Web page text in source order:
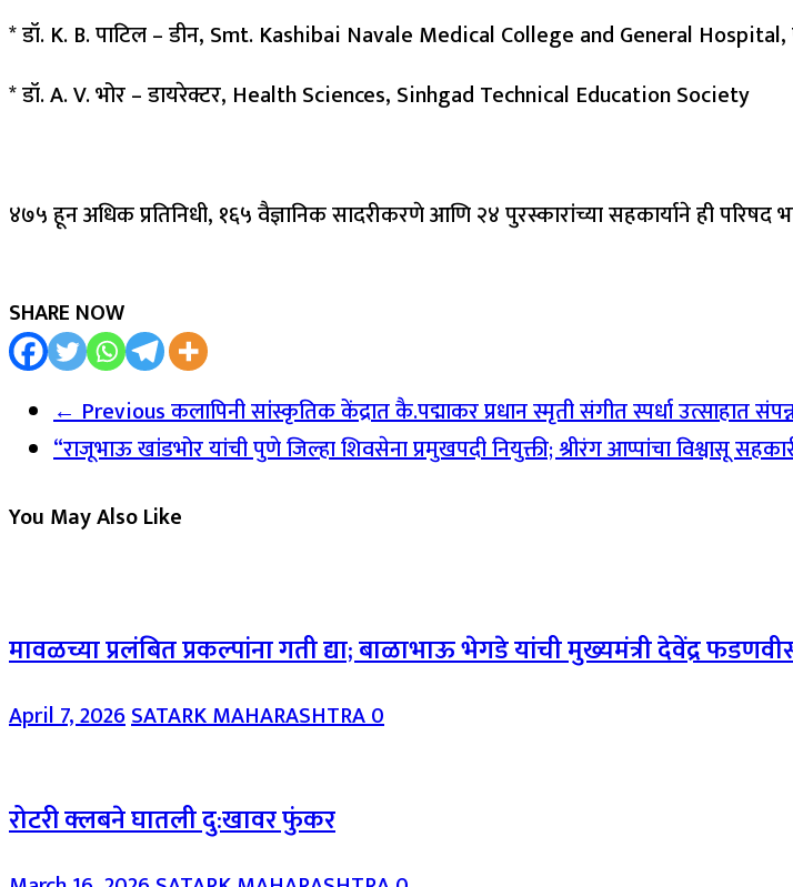
* डॉ. K. B. पाटिल – डीन, Smt. Kashibai Navale Medical College and General
* डॉ. A. V. भोर – डायरेक्टर, Health Sciences, Sinhgad Technical Education Society
४७५ हून अधिक प्रतिनिधी, १६५ वैज्ञानिक सादरीकरणे आणि २४ पुरस्कारांच्या सहकार्याने ही परिषद
SHARE NOW
← Previousकलापिनी सांस्कृतिक केंद्रात कै.पद्माकर प्रधान स्मृती संगीत स्पर्धा उत्साहात
“राजूभाऊ खांडभोर यांची पुणे जिल्हा शिवसेना प्रमुखपदी नियुक्ती; श्रीरंग आप्पांचा विश्वासू
You May Also Like
मावळच्या प्रलंबित प्रकल्पांना गती द्या; बाळाभाऊ भेगडे यांची मुख्यमंत्री देवेंद्र
April 7, 2026SATARK MAHARASHTRA0
रोटरी क्लबने घातली दु:खावर फुंकर